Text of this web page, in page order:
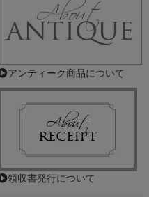
アンティーク商品について
領収書発行について